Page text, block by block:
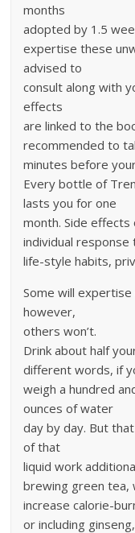
months
adopted by 1.5
expertise these
advised to
consult along with
effects
are linked to the
recommended to
minutes before
Every bottle of
lasts you for one
month. Side
individual
life-style habits,
Some will
however,
others won’t.
Drink about half
different words, if
weigh a hundred
ounces of water
day by day. But
of that
liquid work
brewing green tea,
increase calorie-
or including